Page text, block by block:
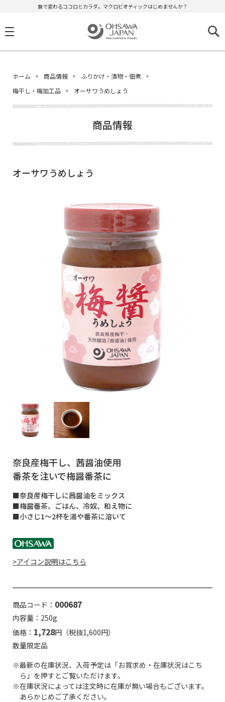
食で変わるココロとカラダ。マクロビオティックはじめませんか？
ホーム 商品情報
ふりかけ・漬物・佃煮
梅干し・梅加工品
オーサワうめしょう
商品情報
オーサワうめしょう
奈良産梅干し、茜醤油使用
番茶を注いで梅醤番茶に
■奈良産梅干しに茜醤油をミックス
■梅醤番茶、ごはん、冷奴、和え物に
■小さじ1～2杯を湯や番茶に溶いて
>アイコン説明はこちら
商品コード： 000687
内容量：250g
価格： 1,728円（税抜1,600円）
数量限定品
※最新の在庫状況、入荷予定は「お買求め・在庫状況はこち
ら」を押すとご覧いただけます。
※在庫状況によっては注文時に在庫が無い場合もございます。
あらかじめご了承ください。